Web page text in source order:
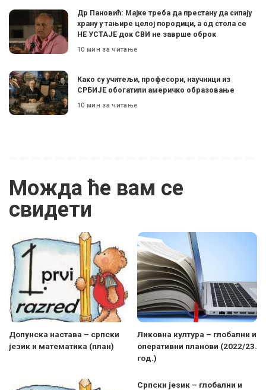
Др Пановић: Мајке треба да престану да сипају
храну у тањире целој породици, а од стола се
НЕ УСТАЈЕ док СВИ не заврше оброк
10 мин за читање
Како су учитељи, професори, научници из
СРБИЈЕ обогатили америчко образовање
10 мин за читање
Можда ће вам се
свидети
Допунска настава – српски
језик и математика (план)
Ликовна култура – глобални и
оперативни планови (2022/23.
год.)
Српски језик – глобални и